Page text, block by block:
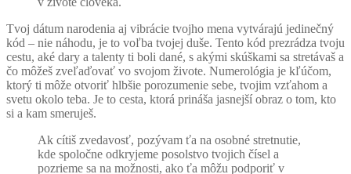
Tvoj dátum narodenia aj vibrácie tvojho mena vytvárajú jedinečný
kód – nie náhodu, je to voľba tvojej duše. Tento kód prezrádza tvoju
cestu, aké dary a talenty ti boli dané, s akými skúškami sa stretávaš a
čo môžeš zveľaďovať vo svojom živote. Numerológia je kľúčom,
ktorý ti môže otvoriť hlbšie porozumenie sebe, tvojim vzťahom a
svetu okolo teba. Je to cesta, ktorá prináša jasnejší obraz o tom, kto
si a kam smeruješ.
Ak cítiš zvedavosť, pozývam ťa na osobné stretnutie,
kde spoločne odkryjeme posolstvo tvojich čísel a
pozrieme sa na možnosti, ako ťa môžu podporiť v